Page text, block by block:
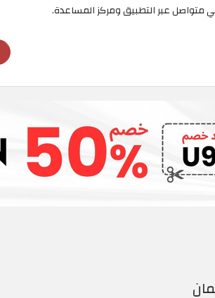
متواصل عبر التطبيق ومركز المساعدة.